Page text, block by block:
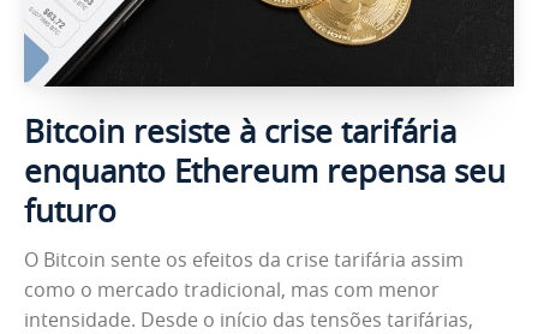
Bitcoin resiste à crise tarifária
enquanto Ethereum repensa seu
futuro
O Bitcoin sente os efeitos da crise tarifária assim
como o mercado tradicional, mas com menor
intensidade. Desde o início das tensões tarifárias,